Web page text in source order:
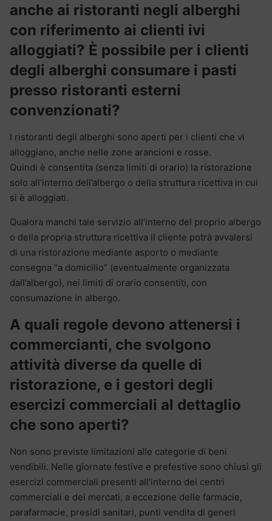
anche ai ristoranti negli alberghi
con riferimento ai clienti ivi
alloggiati? È possibile per i clienti
degli alberghi consumare i pasti
presso ristoranti esterni
convenzionati?
I ristoranti degli alberghi sono aperti per i clienti che vi
alloggiano, anche nelle zone arancioni e rosse.
Quindi è consentita (senza limiti di orario) la ristorazione
solo all’interno dell’albergo o della struttura ricettiva in cui
si è alloggiati.
Qualora manchi tale servizio all’interno del proprio albergo
o della propria struttura ricettiva il cliente potrà avvalersi
di una ristorazione mediante asporto o mediante
consegna “a domicilio” (eventualmente organizzata
dall’albergo), nei limiti di orario consentiti, con
consumazione in albergo.
A quali regole devono attenersi i
commercianti, che svolgono
attività diverse da quelle di
ristorazione, e i gestori degli
esercizi commerciali al dettaglio
che sono aperti?
Non sono previste limitazioni alle categorie di beni
vendibili. Nelle giornate festive e prefestive sono chiusi gli
esercizi commerciali presenti all’interno dei centri
commerciali e dei mercati, a eccezione delle farmacie,
parafarmacie, presidi sanitari, punti vendita di generi